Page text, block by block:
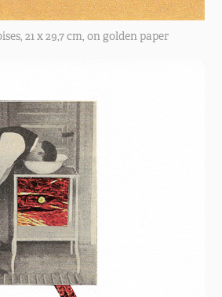
21 x 29,7 cm, on golden paper